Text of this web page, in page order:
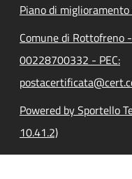
Piano di
Comune di Rottofreno
00228700332 - PEC:
Powered by Sportello
10.41.2)